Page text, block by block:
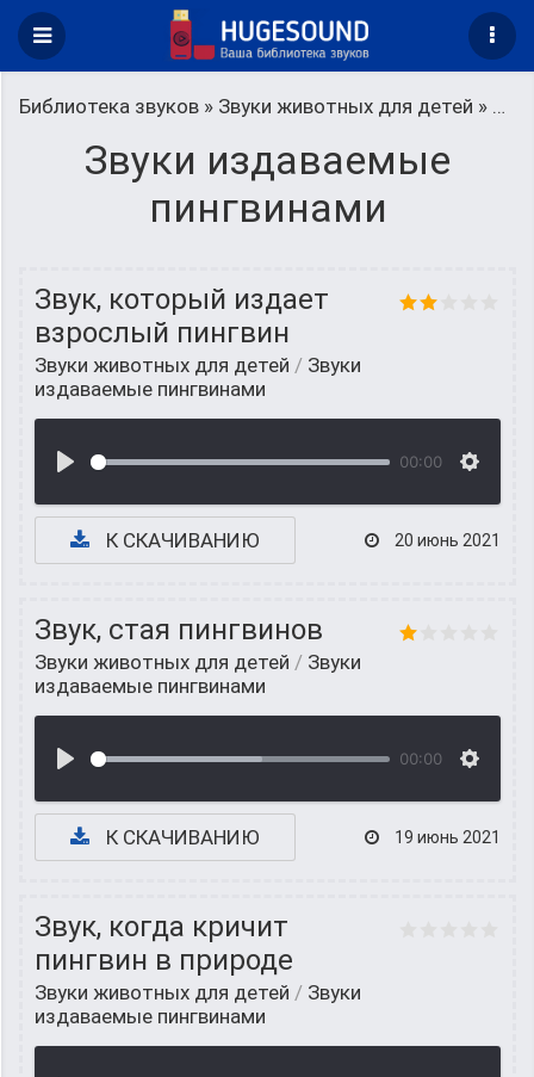
Библиотека звуков » Звуки животных для детей » Звуки издаваемые пингвинами
Звуки издаваемые
пингвинами
Звук, который издает
взрослый пингвин
Звуки животных для детей / Звуки
издаваемые пингвинами
00:00
К СКАЧИВАНИЮ 20 июнь 2021
Звук, стая пингвинов
Звуки животных для детей / Звуки
издаваемые пингвинами
00:00
К СКАЧИВАНИЮ 19 июнь 2021
Звук, когда кричит
пингвин в природе
Звуки животных для детей / Звуки
издаваемые пингвинами